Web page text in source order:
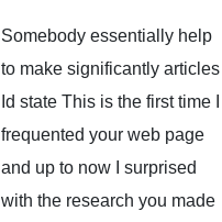
Somebody essentially help
to make significantly articles
Id state This is the first time I
frequented your web page
and up to now I surprised
with the research you made